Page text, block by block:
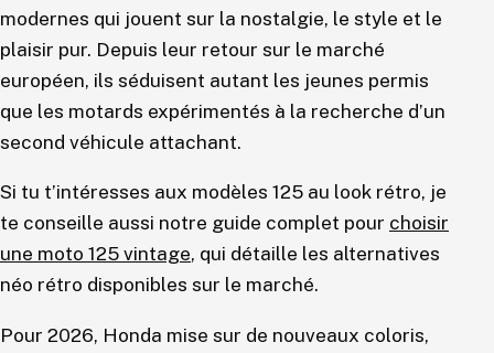
modernes qui jouent sur la nostalgie, le style et le
plaisir pur. Depuis leur retour sur le marché
européen, ils séduisent autant les jeunes permis
que les motards expérimentés à la recherche d’un
second véhicule attachant.
Si tu t’intéresses aux modèles 125 au look rétro, je
te conseille aussi notre guide complet pour choisir
une moto 125 vintage, qui détaille les alternatives
néo rétro disponibles sur le marché.
Pour 2026, Honda mise sur de nouveaux coloris,